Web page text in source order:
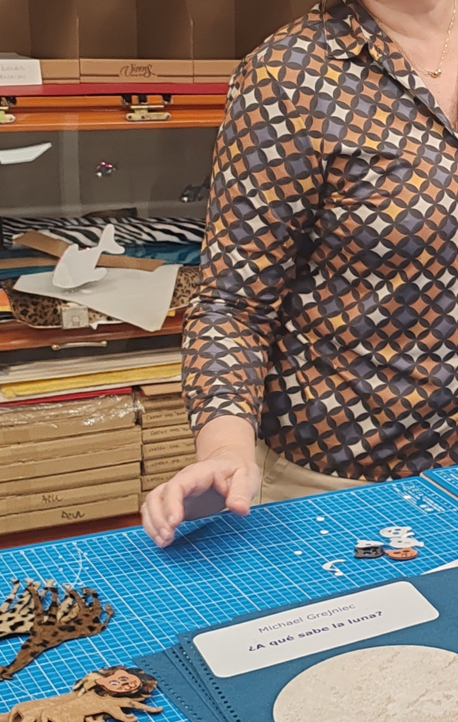
inclusión y difusión cultural
partitura en braille de castañuelas… Me hace
de Concierto, siendo en este caso accesibles a
de la cultura e instrumento tan español en
con tus lectores ciegos
de educación en la ONCE, especializada en la intervención en alumnado con discapacidad visual
para contar las experiencias personales que han impulsado mi amor por los libros, así como mis
ahora que tenemos tan cercana la celebración de la Feria del Libro de Madrid.